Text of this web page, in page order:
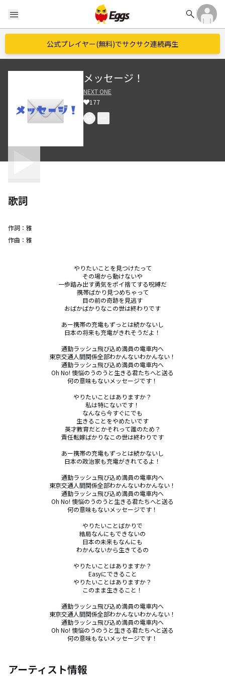
menu search
公式プレイヤー(無料)でサクサク連続再生
メッセージ！
NEXT ONE
177
歌詞
作詞： 雅
作曲： 雅
やりたいことを見つけたって
その場から動けないや
一歩踏み出す勇気をポイ捨てする呪縛だ
携帯ばかり見つめちゃって
目の前の奇跡を見逃す
おばかばかりなこの世は終わりです
あー携帯の充電もずっとは続かないし
日本の将来も充電がきれそうだよ！
通勤ラッシュ飛び込め満員の電車内へ
東京交通人間関係全部わかんないわかんない！
通勤ラッシュ飛び込め満員の電車内へ
Oh No! 懊悩のうのうと生きる君たちへと送る
何の意味もないメッセージです！
やりたいことはありますか？
私は特にないです！
なんなら今すぐにでも
生きることをやめたいです
英才教育だとかそれって誰のため？
責任転嫁ばかりなこの世は終わりです
あー携帯の充電もずっとは続かないし
日本の政治家も充電がきれてるよ！
通勤ラッシュ飛び込め満員の電車内へ
東京交通人間関係全部わかんないわかんない！
通勤ラッシュ飛び込め満員の電車内へ
Oh No! 懊悩のうのうと生きる君たちへと送る
何の意味もないメッセージです！
やりたいことばかりで
結局なんにもできないの
日本の未来もなんにも
わかんないから生きてるの
やりたいことはありますか？
Easyにできること
やりたいことはありますか？
このまま生きること！
通勤ラッシュ飛び込め満員の電車内へ
東京交通人間関係全部わかんないわかんない！
通勤ラッシュ飛び込め満員の電車内へ
Oh No! 懊悩のうのうと生きる君たちへと送る
何の意味もないメッセージです！
アーティスト情報